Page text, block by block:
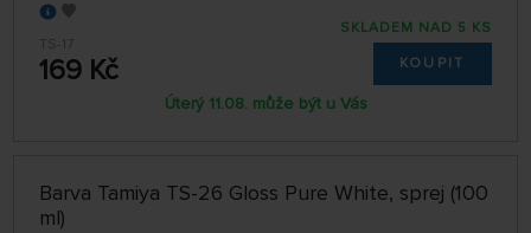
TS-17
169 Kč
SKLADEM NAD 5 KS
KOUPIT
Úterý 11.08. může být u Vás
Barva Tamiya TS-26 Gloss Pure White, sprej (100
ml)